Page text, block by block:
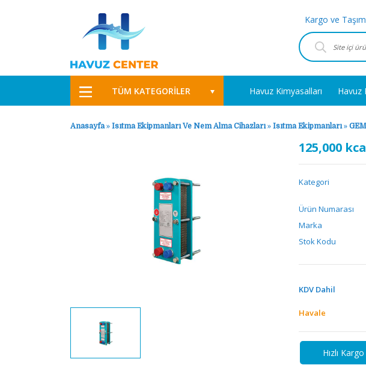
Kargo ve
TÜM KATEGORİLER Havuz Kimyasalları Havuz
Anasayfa» Isıtma Ekipmanları Ve Nem Alma Cihazları» Isıtma Ekipmanları»
125,000
Kategori
Ürün Numarası
Marka
Stok Kodu
KDV Dahil
Havale
Hızlı Kargo